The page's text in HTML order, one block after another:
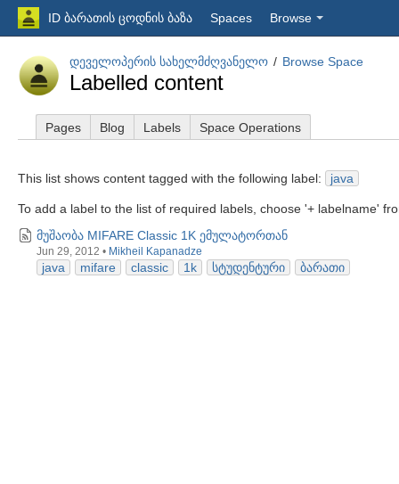
ID ბარათის ცოდნის ბაზა Spaces Browse
დეველოპერის სახელმძღვანელო Browse Space
Labelled content
Pages Blog Labels Space Operations
This list shows content tagged with the following label: java
To add a label to the list of required labels, choose '+ labelname'
მუშაობა MIFARE Classic 1K ემულატორთან
Jun 29, 2012 • Mikheil Kapanadze
java mifare classic 1k სტუდენტური ბარათი